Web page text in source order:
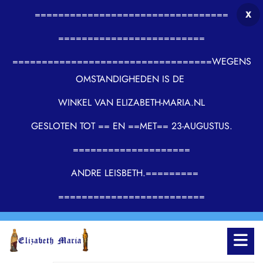
=================================
=========================
==================================WEGENS
OMSTANDIGHEDEN IS DE
WINKEL VAN ELIZABETH-MARIA.NL
GESLOTEN TOT == EN ==MET== 23-AUGUSTUS.
====================
ANDRE LEISBETH.=========
=========================
X